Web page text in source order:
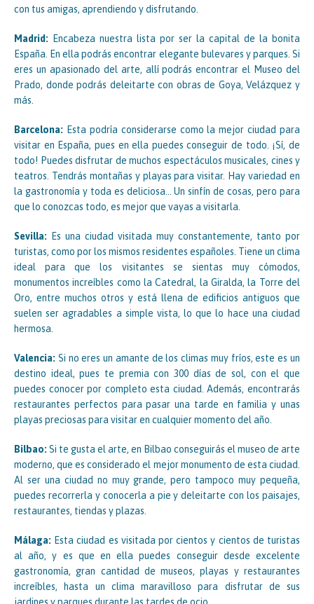
con tus amigas, aprendiendo y disfrutando.
Madrid: Encabeza nuestra lista por ser la capital de la bonita
España. En ella podrás encontrar elegante bulevares y parques. Si
eres un apasionado del arte, allí podrás encontrar el Museo del
Prado, donde podrás deleitarte con obras de Goya, Velázquez y
más.
Barcelona: Esta podría considerarse como la mejor ciudad para
visitar en España, pues en ella puedes conseguir de todo. ¡Sí, de
todo! Puedes disfrutar de muchos espectáculos musicales, cines y
teatros. Tendrás montañas y playas para visitar. Hay variedad en
la gastronomía y toda es deliciosa… Un sinfín de cosas, pero para
que lo conozcas todo, es mejor que vayas a visitarla.
Sevilla: Es una ciudad visitada muy constantemente, tanto por
turistas, como por los mismos residentes españoles. Tiene un clima
ideal para que los visitantes se sientas muy cómodos,
monumentos increíbles como la Catedral, la Giralda, la Torre del
Oro, entre muchos otros y está llena de edificios antiguos que
suelen ser agradables a simple vista, lo que lo hace una ciudad
hermosa.
Valencia: Si no eres un amante de los climas muy fríos, este es un
destino ideal, pues te premia con 300 días de sol, con el que
puedes conocer por completo esta ciudad. Además, encontrarás
restaurantes perfectos para pasar una tarde en familia y unas
playas preciosas para visitar en cualquier momento del año.
Bilbao: Si te gusta el arte, en Bilbao conseguirás el museo de arte
moderno, que es considerado el mejor monumento de esta ciudad.
Al ser una ciudad no muy grande, pero tampoco muy pequeña,
puedes recorrerla y conocerla a pie y deleitarte con los paisajes,
restaurantes, tiendas y plazas.
Málaga: Esta ciudad es visitada por cientos y cientos de turistas
al año, y es que en ella puedes conseguir desde excelente
gastronomía, gran cantidad de museos, playas y restaurantes
increíbles, hasta un clima maravilloso para disfrutar de sus
jardines y parques durante las tardes de ocio.